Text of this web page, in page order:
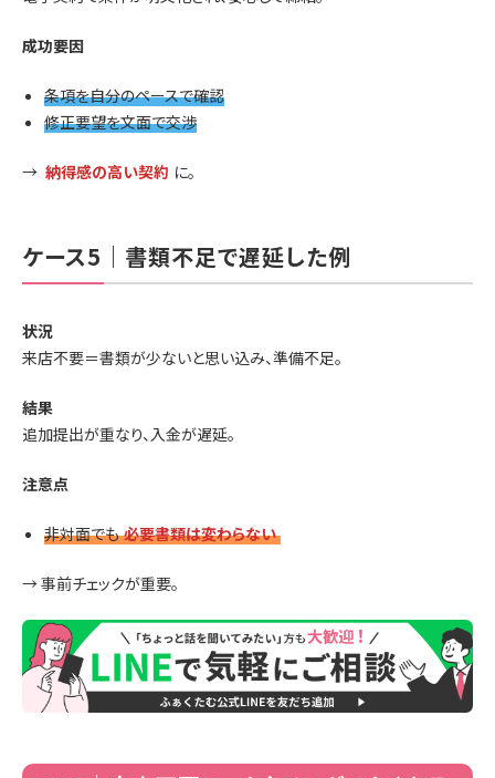
成功要因
条項を自分のペースで確認
修正要望を文面で交渉
→ 納得感の高い契約 に。
ケース5｜書類不足で遅延した例
状況
来店不要＝書類が少ないと思い込み、準備不足。
結果
追加提出が重なり、入金が遅延。
注意点
非対面でも 必要書類は変わらない
→ 事前チェックが重要。